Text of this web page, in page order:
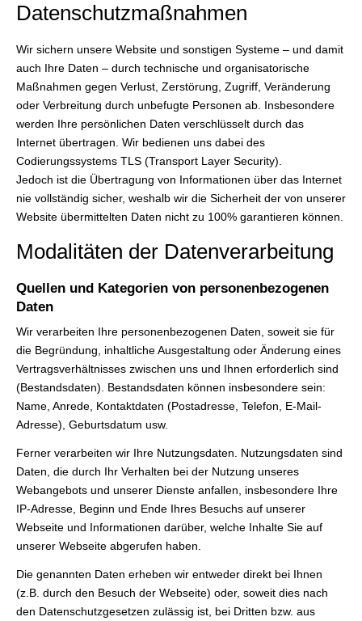
Datenschutzmaßnahmen
Wir sichern unsere Website und sonstigen Systeme – und damit
auch Ihre Daten – durch technische und organisatorische
Maßnahmen gegen Verlust, Zerstörung, Zugriff, Veränderung
oder Verbreitung durch unbefugte Per­sonen ab. Insbesondere
werden Ihre persönlichen Daten verschlüsselt durch das
Internet übertragen. Wir bedienen uns dabei des
Codierungssystems TLS (Transport Layer Security).
Jedoch ist die Übertragung von Informationen über das Internet
nie vollständig sicher, weshalb wir die Sicherheit der von unserer
Website übermittelten Daten nicht zu 100% garantieren können.
Modalitäten der Datenverarbeitung
Quellen und Kategorien von personenbezogenen
Daten
Wir verarbeiten Ihre personenbezogenen Daten, soweit sie für
die Begründung, inhaltliche Ausgestaltung oder Änderung eines
Vertragsverhältnisses zwischen uns und Ihnen erforderlich sind
(Bestandsdaten). Bestandsdaten können insbesondere sein:
Name, Anrede, Kontaktdaten (Postadresse, Telefon, E-Mail-
Adresse), Geburts­datum usw.
Ferner verarbeiten wir Ihre Nutzungsdaten. Nutzungsdaten sind
Daten, die durch Ihr Verhalten bei der Nutzung unseres
Webangebots und unserer Dienste anfallen, insbesondere Ihre
IP-Adresse, Beginn und Ende Ihres Besuchs auf unserer
Webseite und Informationen darüber, welche Inhalte Sie auf
unserer Webseite abgerufen haben.
Die genannten Daten erheben wir entweder direkt bei Ihnen
(z.B. durch den Besuch der Webseite) oder, soweit dies nach
den Datenschutzgesetzen zulässig ist, bei Dritten bzw. aus